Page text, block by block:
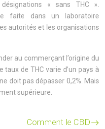
« sans THC ».
faite dans un laboratoire
autorités et les organisations
au commerçant l’origine du
de THC varie d’un pays à
doit pas dépasser 0,2%. Mais
supérieure.
Comment le CBD